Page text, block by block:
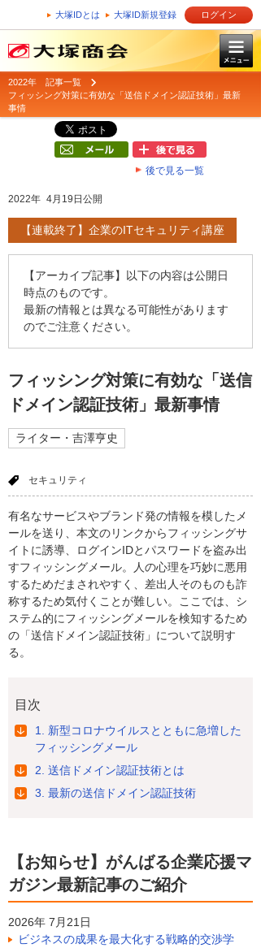
大塚IDとは 大塚ID新規登録 ログイン
2022年 記事一覧
フィッシング対策に有効な「送信ドメイン認証技術」最新
事情
後で見る一覧
2022年 4月19日公開
【連載終了】企業のITセキュリティ講座
【アーカイブ記事】以下の内容は公開日
時点のものです。
最新の情報とは異なる可能性があります
のでご注意ください。
フィッシング対策に有効な「送信
ドメイン認証技術」最新事情
ライター・吉澤亨史
セキュリティ
有名なサービスやブランド発の情報を模したメ
ールを送り、本文のリンクからフィッシングサ
イトに誘導、ログインIDとパスワードを盗み出
すフィッシングメール。人の心理を巧妙に悪用
するためだまされやすく、差出人そのものも詐
称するため気付くことが難しい。ここでは、シ
ステム的にフィッシングメールを検知するため
の「送信ドメイン認証技術」について説明す
る。
目次
1. 新型コロナウイルスとともに急増した
フィッシングメール
2. 送信ドメイン認証技術とは
3. 最新の送信ドメイン認証技術
【お知らせ】がんばる企業応援マ
ガジン最新記事のご紹介
2026年 7月21日
ビジネスの成果を最大化する戦略的交渉学